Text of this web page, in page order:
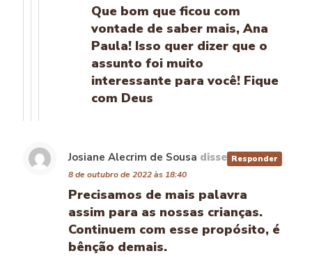
Que bom que ficou com
vontade de saber mais, Ana
Paula! Isso quer dizer que o
assunto foi muito
interessante para você! Fique
com Deus
Josiane Alecrim de Sousa disse:
8 de outubro de 2022 às 18:40
Precisamos de mais palavra
assim para as nossas crianças.
Continuem com esse propósito, é
bênção demais.
Responder